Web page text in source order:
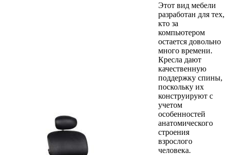
Этот вид мебели
разработан для тех,
кто за
компьютером
остается довольно
много времени.
Кресла дают
качественную
поддержку спины,
поскольку их
конструируют с
учетом
особенностей
анатомического
строения
взрослого
человека.